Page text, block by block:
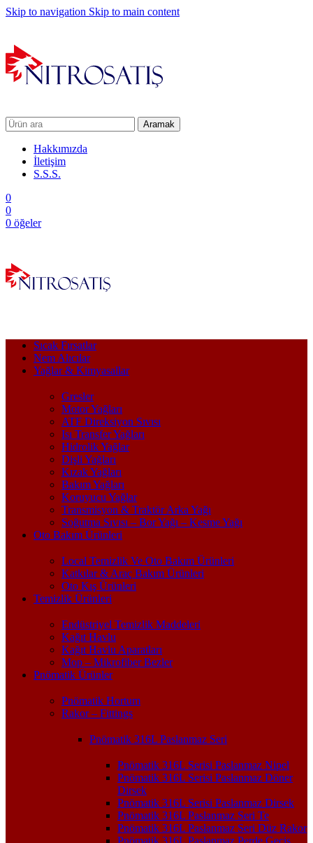
Skip to navigation Skip to main content
Aramak
Hakkımızda
İletişim
S.S.S.
0
0
0 öğeler
Sıcak Fırsatlar
Nem Alıcılar
Yağlar & Kimyasallar
Gresler
Motor Yağları
ATF Direksiyon Sıvısı
Isı Transfer Yağları
Hidrolik Yağlar
Dişli Yağları
Kızak Yağları
Bakım Yağları
Koruyucu Yağlar
Transmisyon & Traktör Arka Yağı
Soğutma Sıvısı – Bor Yağı – Kesme Yağı
Oto Bakım Ürünleri
Local Temizlik Ve Oto Bakım Ürünleri
Katkılar & Araç Bakım Ürünleri
Oto Kış Ürünleri
Temizlik Ürünleri
Endüstriyel Temizlik Maddeleri
Kağıt Havlu
Kağıt Havlu Aparatları
Mop – Mikrofiber Bezler
Pnömatik Ürünler
Pnömatik Hortum
Rakor – Fittings
Pnömatik 316L Paslanmaz Seri
Pnömatik 316L Serisi Paslanmaz Nipel
Pnömatik 316L Serisi Paslanmaz Döner
Dirsek
Pnömatik 316L Serisi Paslanmaz Dirsek
Pnömatik 316L Paslanmaz Seri Te
Pnömatik 316L Paslanmaz Seri Düz Rakor
Pnömatik 316L Paslanmaz Perde Geçiş